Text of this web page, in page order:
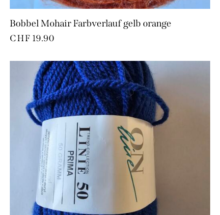
Bobbel Mohair Farbverlauf gelb orange
CHF 19.90